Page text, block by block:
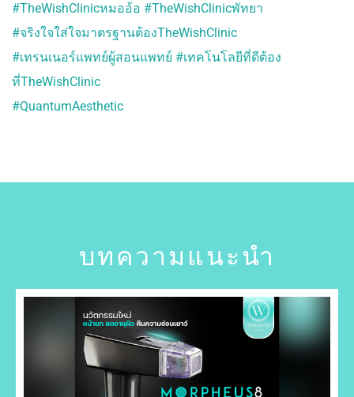
#TheWishClinicหมออ้อ #TheWishClinicพัทยา
#จริงใจใส่ใจมาตรฐานต้องTheWishClinic
#เทรนเนอร์แพทย์ผู้สอนแพทย์ #เทคโนโลยีที่ดีต้อง
ที่TheWishClinic
#QuantumAesthetic
บทความแนะนำ